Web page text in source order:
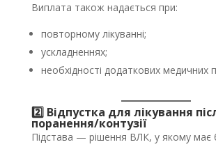
Виплата також надається при:
повторному лікуванні;
ускладненнях;
необхідності додаткових медичних
2️⃣ Відпустка для лікування
поранення/контузії
Підстава — рішення ВЛК, у якому має